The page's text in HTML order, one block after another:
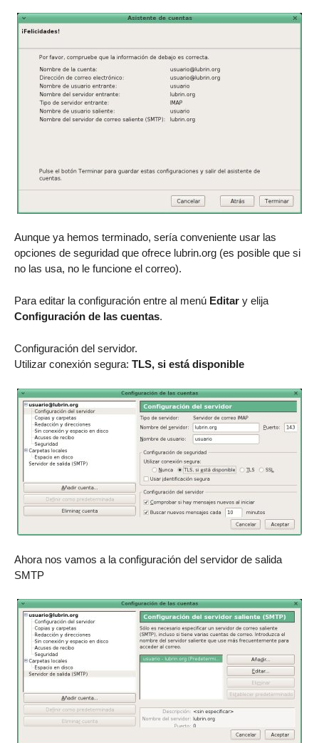
Aunque ya hemos terminado, sería conveniente usar las
opciones de seguridad que ofrece lubrin.org (es posible que si
no las usa, no le funcione el correo).
Para editar la configuración entre al menú Editar y elija
Configuración de las cuentas.
Configuración del servidor.
Utilizar conexión segura: TLS, si está disponible
Ahora nos vamos a la configuración del servidor de salida
SMTP